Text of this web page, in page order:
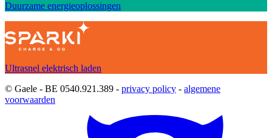
Duurzame energieoplossingen
Ultrasnel elektrisch laden
© Gaele - BE 0540.921.389 - privacy policy - algemene
voorwaarden